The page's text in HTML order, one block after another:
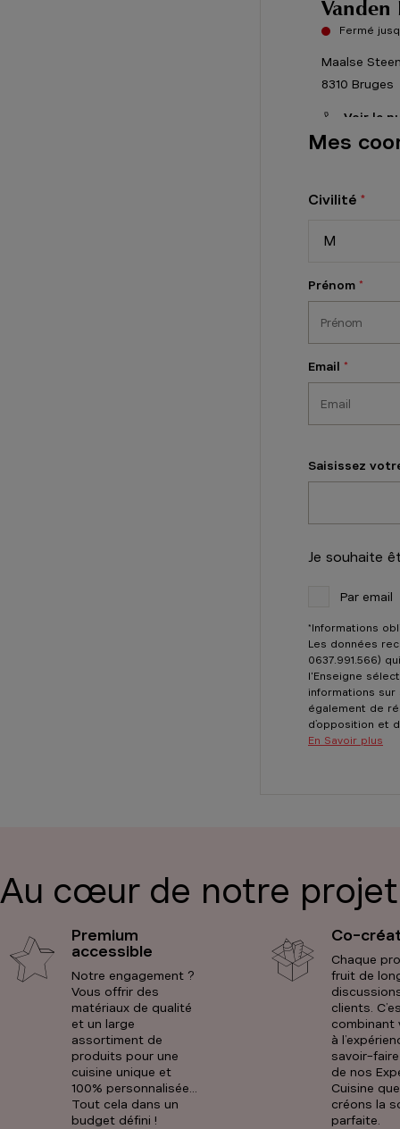
Vanden
Fermé
Maalse
8310 Bruges
Voir le
Reustraat 1 A,
Voir le
Vanden
Rue de la
Voir le
Paul
1620
Voir le
Vanden
Vanden
Fermé
9041 Gand
Voir le
Fermé
Mes
Civilité
M
Prénom
Email
Saisissez
Je souhaite
Par email
*Informations
Les données
0637.991.566)
l'Enseigne
informations
également de
d’opposition et
En Savoir plus
Au cœur de notre
Premium
accessible
Notre engagement ?
Vous offrir des
matériaux de qualité
et un large
assortiment de
produits pour une
cuisine unique et
100% personnalisée…
Tout cela dans un
budget défini !
Co-
Chaque
fruit de
clients.
combinant
à
savoir-
de nos
Cuisine
créons la
parfaite.